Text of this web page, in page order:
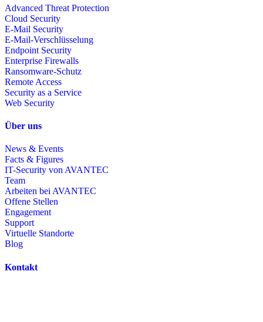
Advanced Threat Protection
Cloud Security
E-Mail Security
E-Mail-Verschlüsselung
Endpoint Security
Enterprise Firewalls
Ransomware-Schutz
Remote Access
Security as a Service
Web Security
Über uns
News & Events
Facts & Figures
IT-Security von AVANTEC
Team
Arbeiten bei AVANTEC
Offene Stellen
Engagement
Support
Virtuelle Standorte
Blog
Kontakt